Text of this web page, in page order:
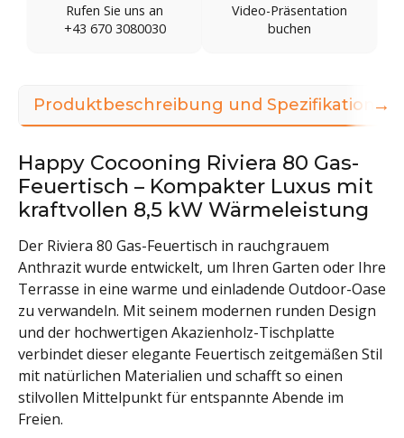
Rufen Sie uns an
+43 670 3080030
Video-Präsentation
buchen
Produktbeschreibung und Spezifikationen
Happy Cocooning Riviera 80 Gas-
Feuertisch – Kompakter Luxus mit
kraftvollen 8,5 kW Wärmeleistung
Der Riviera 80 Gas-Feuertisch in rauchgrauem
Anthrazit wurde entwickelt, um Ihren Garten oder Ihre
Terrasse in eine warme und einladende Outdoor-Oase
zu verwandeln. Mit seinem modernen runden Design
und der hochwertigen Akazienholz-Tischplatte
verbindet dieser elegante Feuertisch zeitgemäßen Stil
mit natürlichen Materialien und schafft so einen
stilvollen Mittelpunkt für entspannte Abende im
Freien.
→